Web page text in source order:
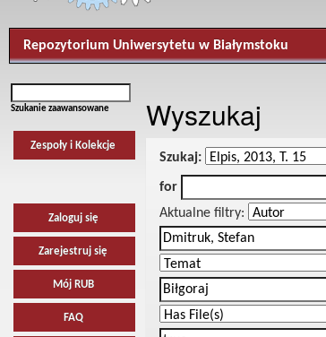
Repozytorium Uniwersytetu w Białymstoku
Szukanie zaawansowane
Zespoły i Kolekcje
Zaloguj się
Zarejestruj się
Mój RUB
FAQ
Wyszukaj
Szukaj:
for
Aktualne filtry: